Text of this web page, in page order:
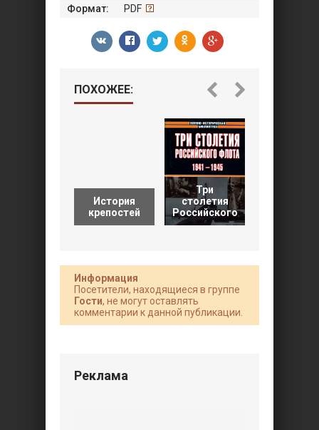
Формат:
PDF
ПОХОЖЕЕ:
История
крепостей
Три
столетия
Российского
Информация
Посетители, находящиеся в группе
Гости, не могут оставлять
комментарии к данной публикации.
Реклама